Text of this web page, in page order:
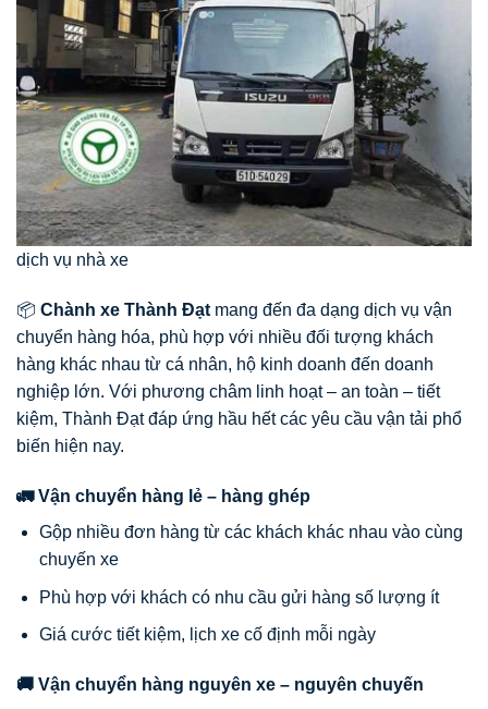
dịch vụ nhà xe
📦 Chành xe Thành Đạt mang đến đa dạng dịch vụ vận
chuyển hàng hóa, phù hợp với nhiều đối tượng khách
hàng khác nhau từ cá nhân, hộ kinh doanh đến doanh
nghiệp lớn. Với phương châm linh hoạt – an toàn – tiết
kiệm, Thành Đạt đáp ứng hầu hết các yêu cầu vận tải phổ
biến hiện nay.
🚛 Vận chuyển hàng lẻ – hàng ghép
Gộp nhiều đơn hàng từ các khách khác nhau vào cùng
chuyến xe
Phù hợp với khách có nhu cầu gửi hàng số lượng ít
Giá cước tiết kiệm, lịch xe cố định mỗi ngày
🚚 Vận chuyển hàng nguyên xe – nguyên chuyến